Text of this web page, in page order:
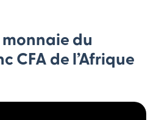
monnaie du
CFA de l’Afrique